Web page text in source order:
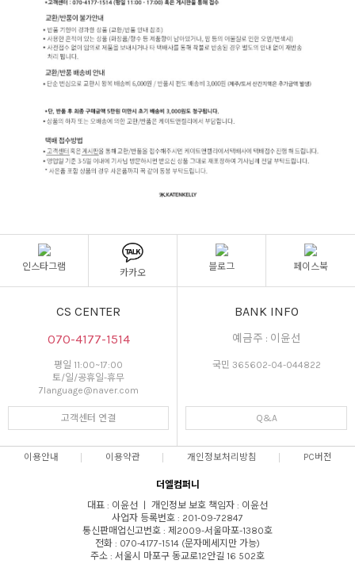
인스타그램
카카오
블로그 페이스북
CS CENTER
070-4177-1514
평일 11:00~17:00
토/일/공휴일-휴무
7language@naver.com
고객센터 연결
BANK INFO
예금주 : 이윤선
국민 365602-04-044822
Q&A
이용안내 이용약관 개인정보처리방침 PC버전
더엘컴퍼니
대표 : 이윤선 ㅣ 개인정보 보호 책임자 : 이윤선
사업자 등록번호 : 201-09-72847
통신판매업신고번호 : 제2009-서울마포-1380호
전화 : 070-4177-1514 (문자메세지만 가능)
주소 : 서울시 마포구 동교로12안길 16 502호